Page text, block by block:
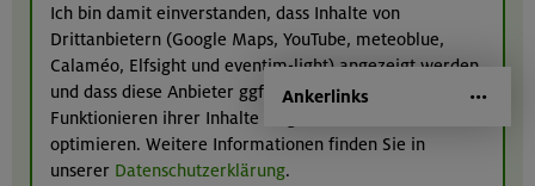
Ankerlinks
Ich bin damit einverstanden, dass Inhalte von
Drittanbietern (Google Maps, YouTube, meteoblue,
Calaméo, Elfsight und eventim-light) angezeigt werden
und dass diese Anbieter ggf. Cookies einsetzen, um das
Funktionieren ihrer Inhalte zu gewährleisten bzw. zu
optimieren. Weitere Informationen finden Sie in
unserer Datenschutzerklärung.